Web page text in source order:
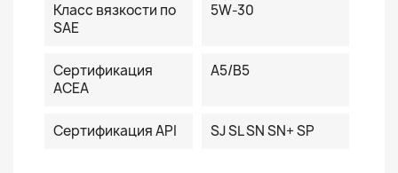
Класс вязкости по
SAE
5W-30
Сертификация
ACEA
A5/B5
Сертификация API SJ SL SN SN+ SP